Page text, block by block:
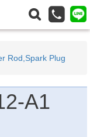
Rod,Spark Plug
A1